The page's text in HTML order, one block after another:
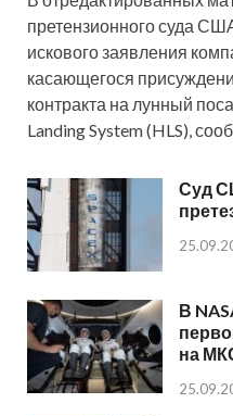
претензионного суда
искового заявления
касающегося
контракта на лунный
Landing System (HLS),
Суд
В
на